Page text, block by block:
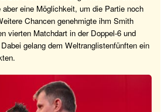
eine Möglichkeit, um die Partie noch
Chancen genehmigte ihm Smith
vierten Matchdart in der Doppel-6 und
gelang dem Weltranglistenfünften ein